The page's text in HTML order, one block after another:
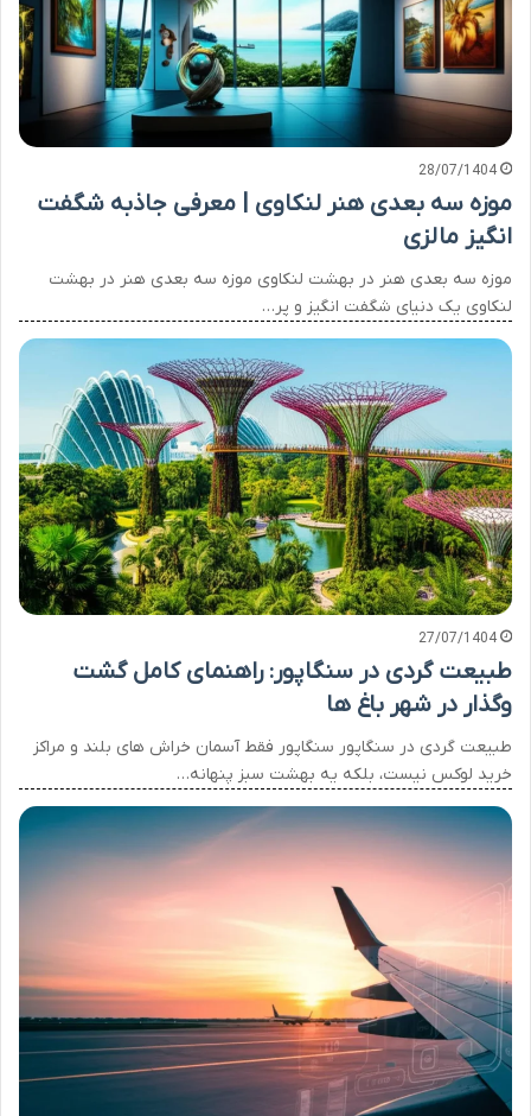
28/07/1404
موزه سه بعدی هنر لنکاوی | معرفی جاذبه شگفت
انگیز مالزی
موزه سه بعدی هنر در بهشت لنکاوی موزه سه بعدی هنر در بهشت
لنکاوی یک دنیای شگفت انگیز و پر…
27/07/1404
طبیعت گردی در سنگاپور: راهنمای کامل گشت
وگذار در شهر باغ ها
طبیعت گردی در سنگاپور سنگاپور فقط آسمان خراش های بلند و مراکز
خرید لوکس نیست، بلکه یه بهشت سبز پنهانه…